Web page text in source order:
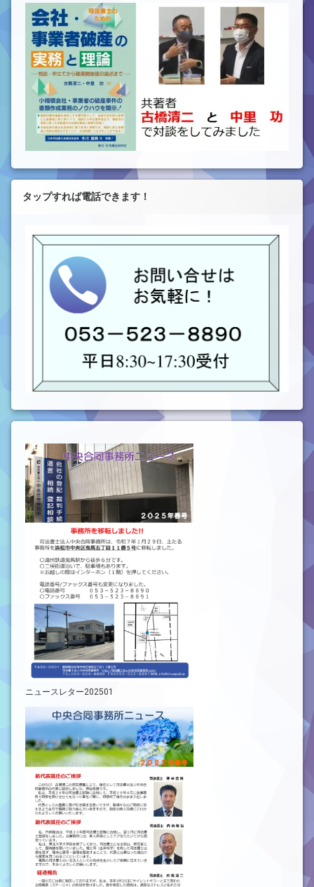
タップすれば電話できます！
ニュースレター202501